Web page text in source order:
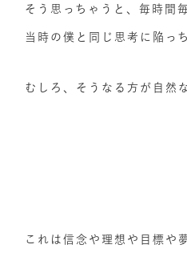
そう思っちゃうと、毎時間
当時の僕と同じ思考に陥っ
むしろ、そうなる方が自然
これは信念や理想や目標や